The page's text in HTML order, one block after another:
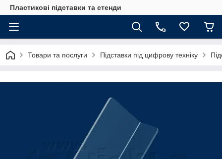
Пластикові підставки та стенди
Товари та послуги Підставки під цифрову техніку